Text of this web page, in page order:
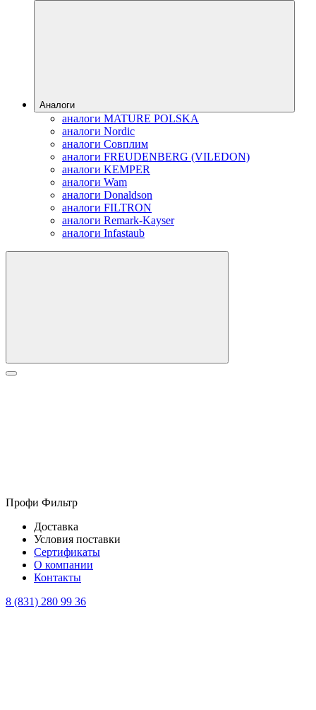
Аналоги
аналоги MATURE POLSKA
аналоги Nordic
аналоги Совплим
аналоги FREUDENBERG (VILEDON)
аналоги KEMPER
аналоги Wam
аналоги Donaldson
аналоги FILTRON
аналоги Remark-Kayser
аналоги Infastaub
Профи Фильтр
Доставка
Условия поставки
Сертификаты
О компании
Контакты
8 (831) 280 99 36